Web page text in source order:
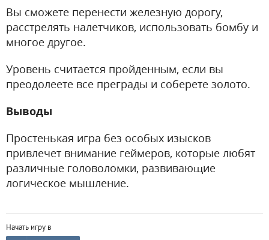
Вы сможете перенести железную дорогу,
расстрелять налетчиков, использовать бомбу и
многое другое.
Уровень считается пройденным, если вы
преодолеете все преграды и соберете золото.
Выводы
Простенькая игра без особых изысков
привлечет внимание геймеров, которые любят
различные головоломки, развивающие
логическое мышление.
Начать игру в